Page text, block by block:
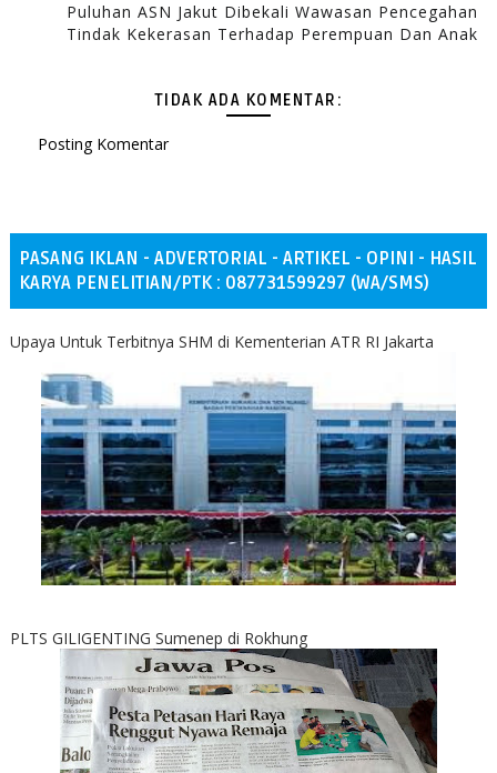
Puluhan ASN Jakut Dibekali Wawasan Pencegahan
Tindak Kekerasan Terhadap Perempuan Dan Anak
TIDAK ADA KOMENTAR:
Posting Komentar
PASANG IKLAN - ADVERTORIAL - ARTIKEL - OPINI - HASIL
KARYA PENELITIAN/PTK : 087731599297 (WA/SMS)
Upaya Untuk Terbitnya SHM di Kementerian ATR RI Jakarta
PLTS GILIGENTING Sumenep di Rokhung